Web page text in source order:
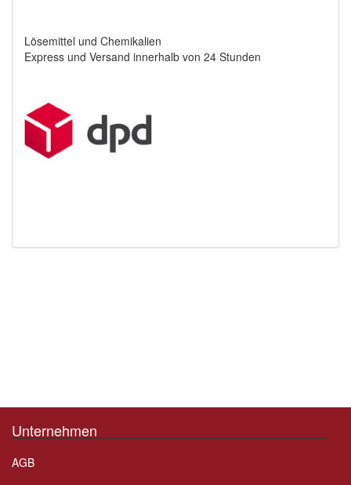
Lösemittel und Chemikalien
Express und Versand innerhalb von 24 Stunden
Unternehmen
AGB